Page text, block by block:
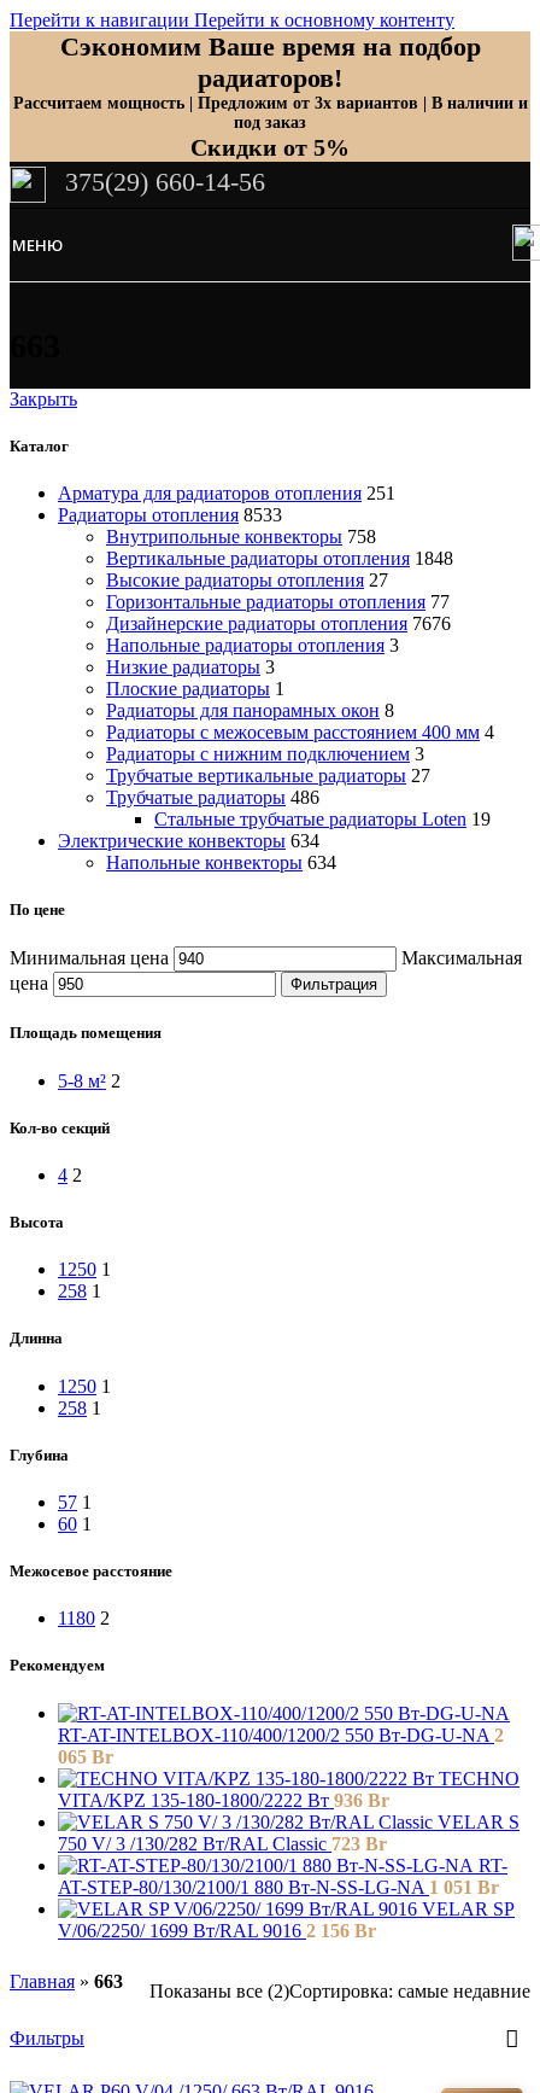
Перейти к навигации Перейти к основному контенту
Сэкономим Ваше время на подбор
радиаторов!
Рассчитаем мощность | Предложим от 3х вариантов | В наличии и
под заказ
Скидки от 5%
375(29) 660-14-56
МЕНЮ
Закрыть
Каталог
Арматура для радиаторов отопления 251
Радиаторы отопления 8533
Внутрипольные конвекторы 758
Вертикальные радиаторы отопления 1848
Высокие радиаторы отопления 27
Горизонтальные радиаторы отопления 77
Дизайнерские радиаторы отопления 7676
Напольные радиаторы отопления 3
Низкие радиаторы 3
Плоские радиаторы 1
Радиаторы для панорамных окон 8
Радиаторы с межосевым расстоянием 400 мм 4
Радиаторы с нижним подключением 3
Трубчатые вертикальные радиаторы 27
Трубчатые радиаторы 486
Cтальные трубчатые радиаторы Loten 19
Электрические конвекторы 634
Напольные конвекторы 634
По цене
Минимальная цена
Максимальная
цена
Фильтрация
Площадь помещения
5-8 м² 2
Кол-во секций
4 2
Высота
1250 1
258 1
Длинна
1250 1
258 1
Глубина
57 1
60 1
Межосевое расстояние
1180 2
Рекомендуем
RT-AT-INTELBOX-110/400/1200/2 550 Вт-DG-U-NA 2
065 Br
TECHNO
VITA/KPZ 135-180-1800/2222 Вт 936 Br
VELAR S
750 V/ 3 /130/282 Вт/RAL Classic 723 Br
RT-
AT-STEP-80/130/2100/1 880 Вт-N-SS-LG-NA 1 051 Br
VELAR SP
V/06/2250/ 1699 Bт/RAL 9016 2 156 Br
Главная » 663 Показаны все (2)Сортировка: самые недавние
Фильтры